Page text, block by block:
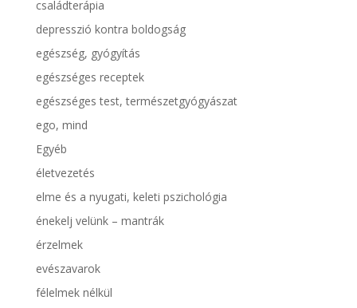
családterápia
depresszió kontra boldogság
egészség, gyógyítás
egészséges receptek
egészséges test, természetgyógyászat
ego, mind
Egyéb
életvezetés
elme és a nyugati, keleti pszichológia
énekelj velünk – mantrák
érzelmek
evészavarok
félelmek nélkül